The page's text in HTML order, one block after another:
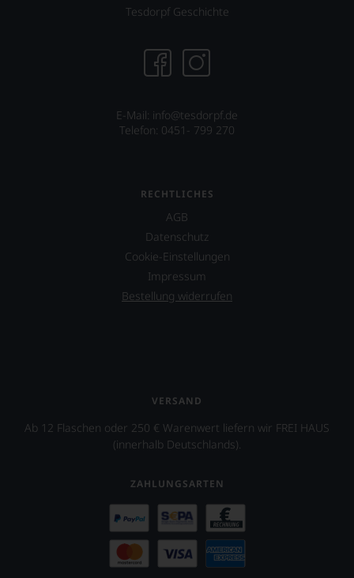
Tesdorpf Geschichte
E-Mail: info@tesdorpf.de
Telefon: 0451- 799 270
RECHTLICHES
AGB
Datenschutz
Cookie-Einstellungen
Impressum
Bestellung widerrufen
VERSAND
Ab 12 Flaschen oder 250 € Warenwert liefern wir FREI HAUS
(innerhalb Deutschlands).
ZAHLUNGSARTEN